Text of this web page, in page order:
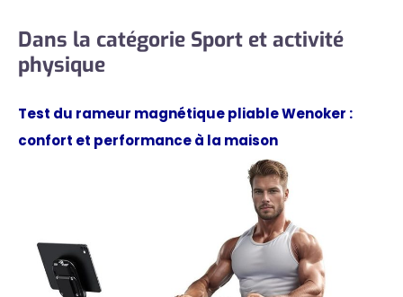
Dans la catégorie Sport et activité
physique
Test du rameur magnétique pliable Wenoker :
confort et performance à la maison